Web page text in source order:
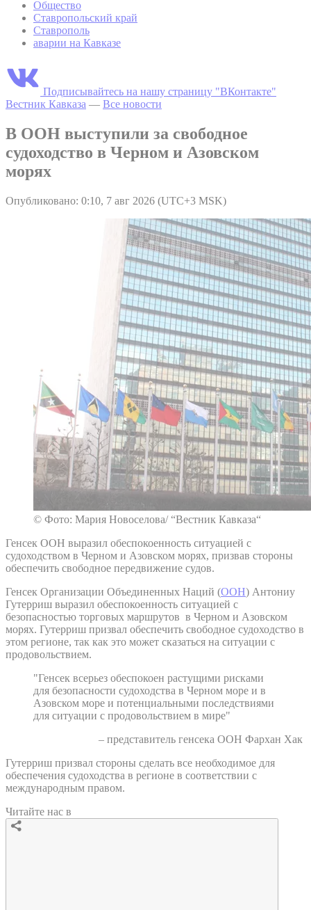
Общество
Ставропольский край
Ставрополь
аварии на Кавказе
Подписывайтесь на нашу страницу "ВКонтакте"
Вестник Кавказа — Все новости
В ООН выступили за свободное
судоходство в Черном и Азовском
морях
Опубликовано: 0:10, 7 авг 2026 (UTC+3 MSK)
© Фото: Мария Новоселова/ “Вестник Кавказа“
Генсек ООН выразил обеспокоенность ситуацией с
судоходством в Черном и Азовском морях, призвав стороны
обеспечить свободное передвижение судов.
Генсек Организации Объединенных Наций (ООН) Антониу
Гутерриш выразил обеспокоенность ситуацией с
безопасностью торговых маршрутов в Черном и Азовском
морях. Гутерриш призвал обеспечить свободное судоходство в
этом регионе, так как это может сказаться на ситуации с
продовольствием.
"Генсек всерьез обеспокоен растущими рисками
для безопасности судоходства в Черном море и в
Азовском море и потенциальными последствиями
для ситуации с продовольствием в мире"
– представитель генсека ООН Фархан Хак
Гутерриш призвал стороны сделать все необходимое для
обеспечения судоходства в регионе в соответствии с
международным правом.
Читайте нас в